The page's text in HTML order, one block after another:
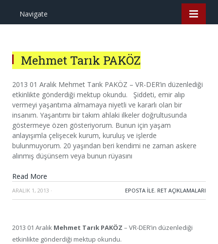
Navigate
Mehmet Tarık PAKÖZ
2013 01 Aralık Mehmet Tarık PAKÖZ – VR-DER’in düzenlediği
etkinlikte gönderdiği mektup okundu. Şiddeti, emir alıp
vermeyi yaşantıma almamaya niyetli ve kararlı olan bir
insanım. Yaşantımı bir takım ahlaki ilkeler doğrultusunda
göstermeye özen gösteriyorum. Bunun için yaşam
anlayışımla çelişecek kurum, kuruluş ve işlerde
bulunmuyorum. 20 yaşından beri kendimi ne zaman askere
alınmış düşünsem veya bunun rüyasını
Read More
ARALIK 1, 2013 · EPOSTA ILE, RET AÇIKLAMALARI
2013 01 Aralık Mehmet Tarık PAKÖZ – VR-DER’in düzenlediği
etkinlikte gönderdiği mektup okundu.